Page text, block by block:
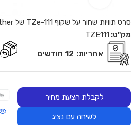
סרט תוויות שחור על שקוף TZe-111 של Brother – רוחב של 6 מ"מ
מק"ט: TZE111
אחריות: 12 חודשים
לקבלת הצעת מחיר
לשיחה עם נציג